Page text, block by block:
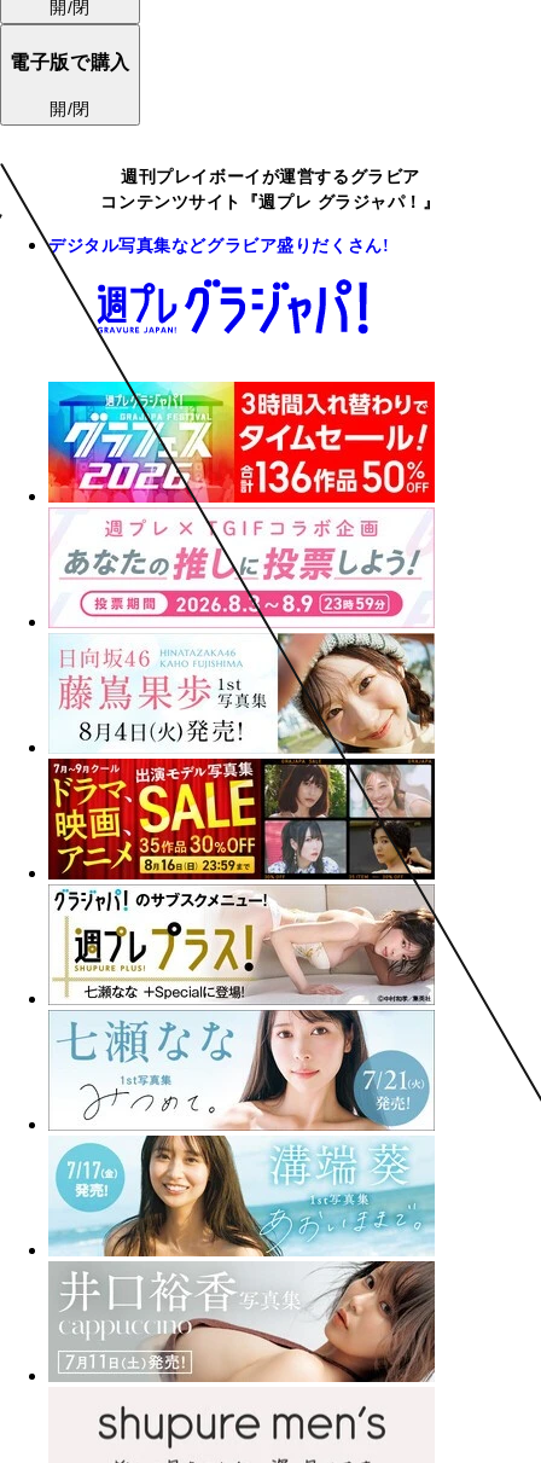
開/閉
電子版で購入
開/閉
週刊プレイボーイが運営するグラビア
コンテンツサイト『週プレ グラジャパ！』
デジタル写真集などグラビア盛りだくさん!